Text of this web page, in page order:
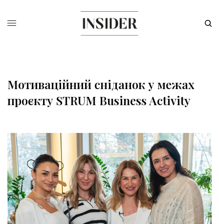
Мотиваційний сніданок у межах
проєкту STRUM Business Activity